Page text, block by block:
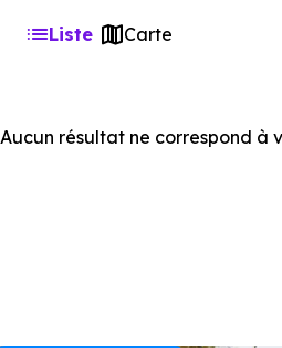
Liste Carte
Aucun résultat ne correspond à